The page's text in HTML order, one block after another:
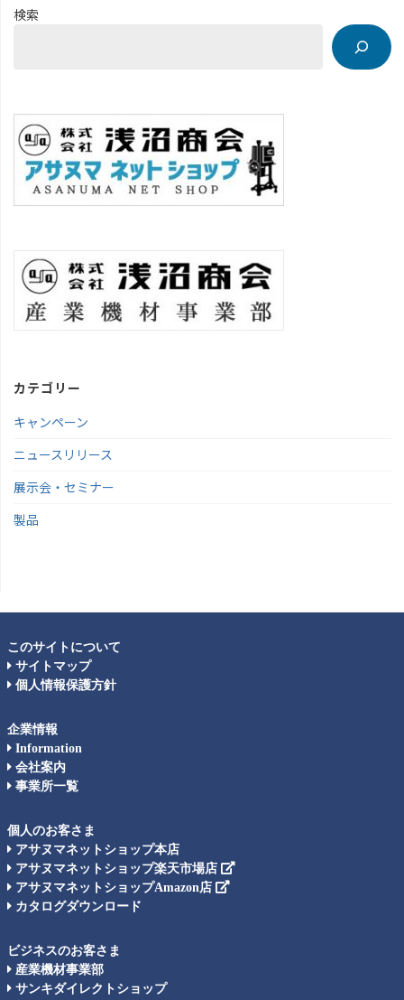
検索
カテゴリー
キャンペーン
ニュースリリース
展示会・セミナー
製品
このサイトについて
サイトマップ
個人情報保護方針
企業情報
Information
会社案内
事業所一覧
個人のお客さま
アサヌマネットショップ本店
アサヌマネットショップ楽天市場店
アサヌマネットショップAmazon店
カタログダウンロード
ビジネスのお客さま
産業機材事業部
サンキダイレクトショップ